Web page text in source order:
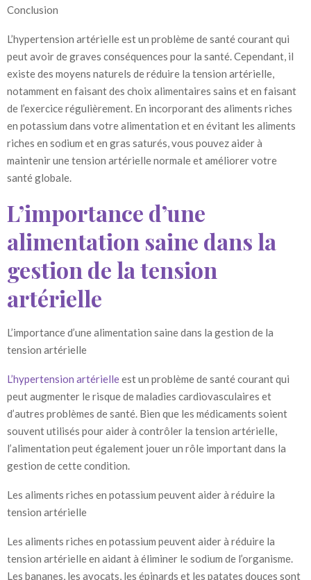
Conclusion
L’hypertension artérielle est un problème de santé courant qui
peut avoir de graves conséquences pour la santé. Cependant, il
existe des moyens naturels de réduire la tension artérielle,
notamment en faisant des choix alimentaires sains et en faisant
de l’exercice régulièrement. En incorporant des aliments riches
en potassium dans votre alimentation et en évitant les aliments
riches en sodium et en gras saturés, vous pouvez aider à
maintenir une tension artérielle normale et améliorer votre
santé globale.
L’importance d’une
alimentation saine dans la
gestion de la tension
artérielle
L’importance d’une alimentation saine dans la gestion de la
tension artérielle
L’hypertension artérielleest un problème de santé courant qui
peut augmenter le risque de maladies cardiovasculaires et
d’autres problèmes de santé. Bien que les médicaments soient
souvent utilisés pour aider à contrôler la tension artérielle,
l’alimentation peut également jouer un rôle important dans la
gestion de cette condition.
Les aliments riches en potassium peuvent aider à réduire la
tension artérielle
Les aliments riches en potassium peuvent aider à réduire la
tension artérielle en aidant à éliminer le sodium de l’organisme.
Les bananes, les avocats, les épinards et les patates douces sont